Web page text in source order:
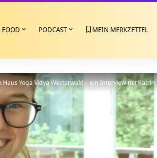
FOOD PODCAST MEIN MERKZETTEL
Haus Yoga Vidya Westerwald – ein Interview mit Katrin